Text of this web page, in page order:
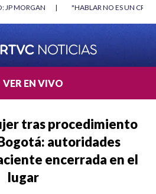
CARTA DE BETO CORAL |
VER EN VIVO
tras procedimiento
autoridades
encerrada en el
lugar